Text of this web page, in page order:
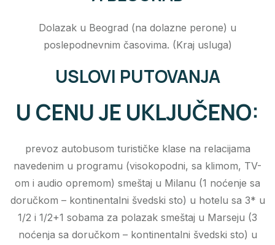
Dolazak u Beograd (na dolazne perone) u
poslepodnevnim časovima. (Kraj usluga)
USLOVI PUTOVANJA
U CENU JE UKLJUČENO:
prevoz autobusom turističke klase na relacijama
navedenim u programu (visokopodni, sa klimom, TV-
om i audio opremom) smeštaj u Milanu (1 noćenje sa
doručkom – kontinentalni švedski sto) u hotelu sa 3* u
1/2 i 1/2+1 sobama za polazak smeštaj u Marseju (3
noćenja sa doručkom – kontinentalni švedski sto) u